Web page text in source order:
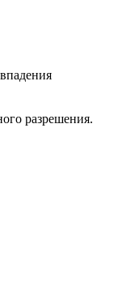
разрешения.